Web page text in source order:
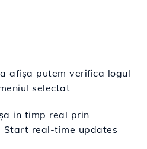
afișa putem verifica logul
selectat
in timp real prin
Start real-time updates